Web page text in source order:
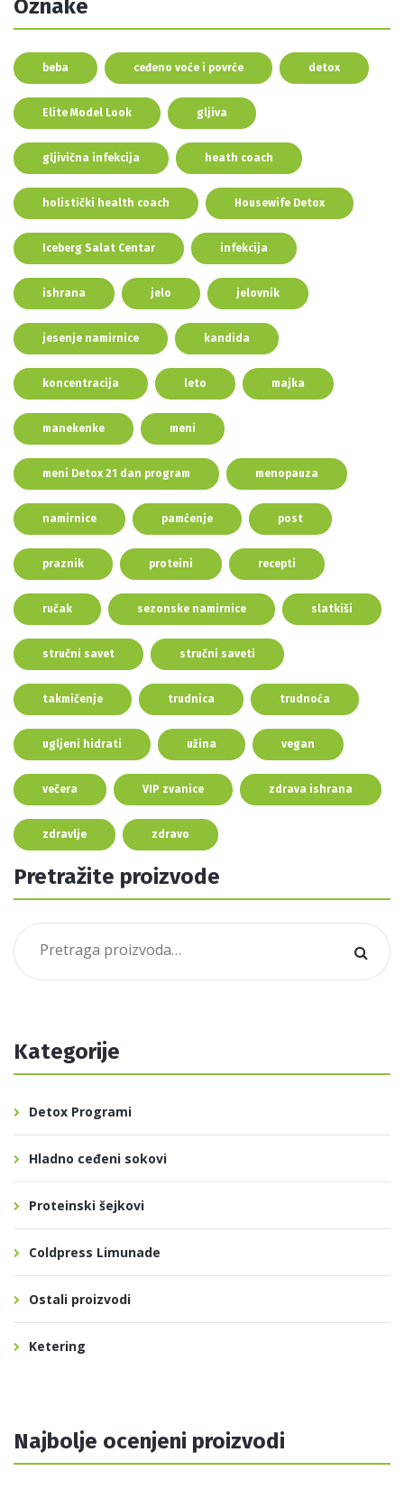
Oznake
beba ceđeno voće i povrće detox
Elite Model Look gljiva
gljivična infekcija heath coach
holistički health coach Housewife Detox
Iceberg Salat Centar infekcija
ishrana jelo jelovnik
jesenje namirnice kandida
koncentracija leto majka
manekenke meni
meni Detox 21 dan program menopauza
namirnice pamćenje post
praznik proteini recepti
ručak sezonske namirnice slatkiši
stručni savet stručni saveti
takmičenje trudnica trudnoća
ugljeni hidrati užina vegan
večera VIP zvanice zdrava ishrana
zdravlje zdravo
Pretražite proizvode
Pretraga
za:
Kategorije
Detox Programi
Hladno ceđeni sokovi
Proteinski šejkovi
Coldpress Limunade
Ostali proizvodi
Ketering
Najbolje ocenjeni proizvodi